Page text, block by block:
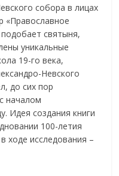
собора в лицах
«Православное
святыня,
уникальные
19-го века,
Невского
до сих пор
началом
Идея создания книги
100-летия
ходе исследования –